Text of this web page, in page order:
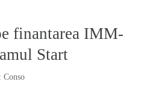
finantarea IMM-
Start
Conso